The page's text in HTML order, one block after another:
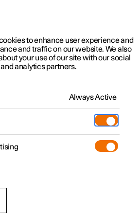
2
4
2
privatkunder
Softwareopdateringer
to enhance user experience and
and traffic on our website. We also
your use of our site with our social
analytics partners.
Always Active